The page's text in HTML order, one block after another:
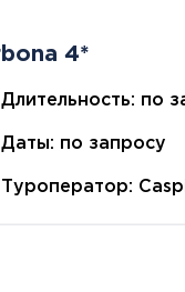
4*
Длительность: по
Даты: по запросу
Туроператор: